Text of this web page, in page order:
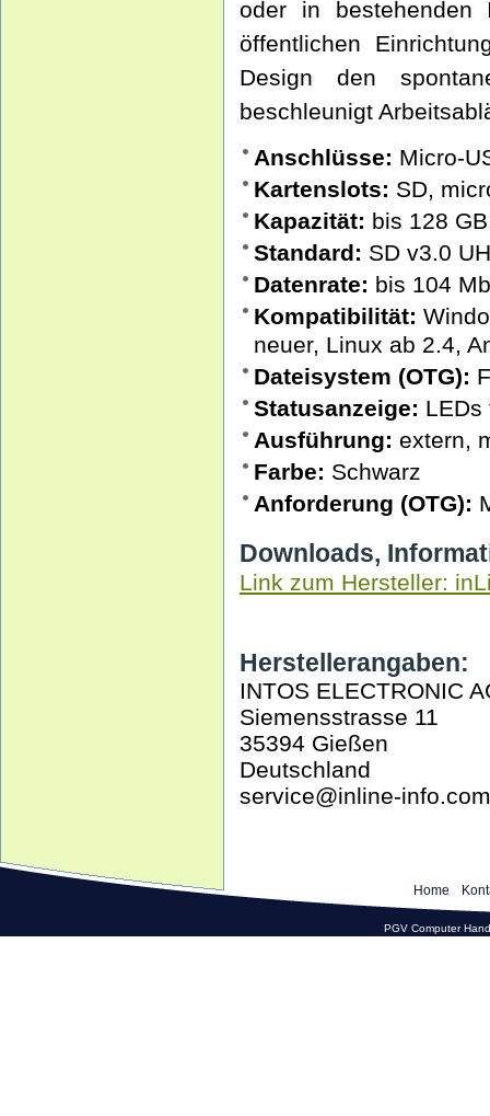
oder in bestehenden
öffentlichen
Design den
beschleunigt
Anschlüsse: Micro-
Kartenslots: SD,
Kapazität: bis 128 GB
Standard: SD v3.0
Datenrate: bis 104
Kompatibilität:
neuer, Linux ab 2.4,
Dateisystem (OTG):
Statusanzeige: LEDs
Ausführung: extern,
Farbe: Schwarz
Anforderung (OTG):
Downloads,
Link zum Hersteller:
Herstellerangaben:
INTOS ELECTRONIC
Siemensstrasse 11
35394 Gießen
Deutschland
service@inline-info.com
Home
PGV Computer